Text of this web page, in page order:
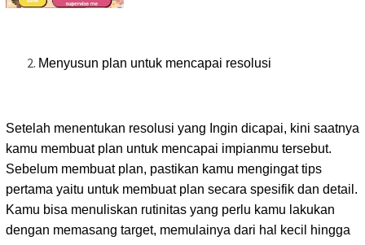
Menyusun plan untuk mencapai resolusi
Setelah menentukan resolusi yang Ingin dicapai, kini saatnya
kamu membuat plan untuk mencapai impianmu tersebut.
Sebelum membuat plan, pastikan kamu mengingat tips
pertama yaitu untuk membuat plan secara spesifik dan detail.
Kamu bisa menuliskan rutinitas yang perlu kamu lakukan
dengan memasang target, memulainya dari hal kecil hingga